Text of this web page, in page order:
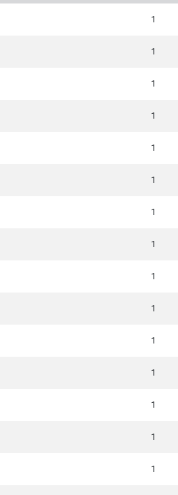
1
1
1
1
1
1
1
1
1
1
1
1
1
1
1